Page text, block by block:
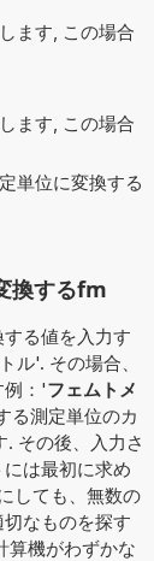
ます, この場合
ます, この場合
単位に変換する
換するfm
る値を入力す
ル'. その場合、
例：'フェムトメ
る測定単位のカ
その後、入力さ
は最初に求め
しても、無数の
なものを探す
算機がわずかな